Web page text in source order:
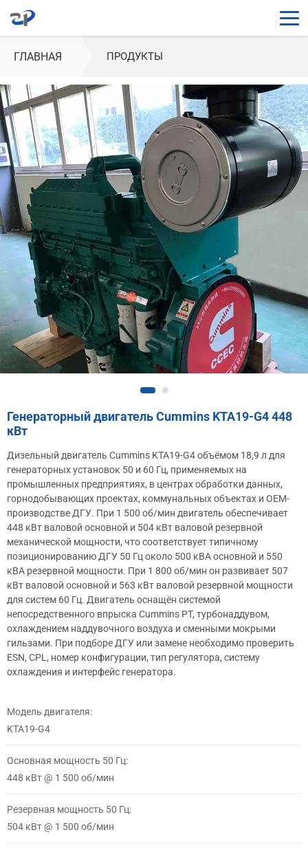
ГЛАВНАЯ ПРОДУКТЫ
Генераторный двигатель Cummins KTA19-G4 448
кВт
Дизельный двигатель Cummins KTA19-G4 объёмом 18,9 л для
генераторных установок 50 и 60 Гц, применяемых на
промышленных предприятиях, в центрах обработки данных,
горнодобывающих проектах, коммунальных объектах и OEM-
производстве ДГУ. При 1 500 об/мин двигатель обеспечивает
448 кВт валовой основной и 504 кВт валовой резервной
механической мощности, что соответствует типичному
позиционированию ДГУ 50 Гц около 500 кВА основной и 550
кВА резервной мощности. При 1 800 об/мин он развивает 507
кВт валовой основной и 563 кВт валовой резервной мощности
для систем 60 Гц. Двигатель оснащён системой
непосредственного впрыска Cummins PT, турбонаддувом,
охлаждением наддувочного воздуха и сменными мокрыми
гильзами. При подборе ДГУ или замене необходимо проверить
ESN, CPL, номер конфигурации, тип регулятора, систему
охлаждения и интерфейс генератора.
Модель двигателя:
KTA19-G4
Основная мощность 50 Гц:
448 кВт @ 1 500 об/мин
Резервная мощность 50 Гц:
504 кВт @ 1 500 об/мин